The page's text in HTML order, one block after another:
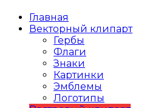
Главная
Векторный клипарт
Гербы
Флаги
Знаки
Картинки
Эмблемы
Логотипы